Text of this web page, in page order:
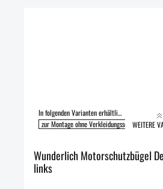
In folgenden Varianten erhältlich:
zur Montage ohne Verkleidungsschutzbügel
WEITERE
Wunderlich Motorschutzbügel
links